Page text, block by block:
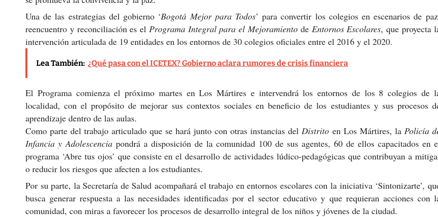
Una de las estrategias del gobierno ‘Bogotá Mejor para Todos’ para convertir los colegios en escenarios de
reencuentro y reconciliación es el Programa Integral para el Mejoramiento de Entornos Escolares, que proyecta
intervención articulada de 19 entidades en los entornos de 30 colegios oficiales entre el 2016 y el 2020.
Lea También: ¿Qué pasa con el ICETEX? Gobierno aclara rumores de crisis financiera
El Programa comienza el próximo martes en Los Mártires e intervendrá los entornos de los 8 colegios de
localidad, con el propósito de mejorar sus contextos sociales en beneficio de los estudiantes y sus procesos
aprendizaje dentro de las aulas.
Como parte del trabajo articulado que se hará junto con otras instancias del Distrito en Los Mártires, la Policía
Infancia y Adolescenciapondrá a disposición de la comunidad 100 de sus agentes, 60 de ellos capacitados en
programa ‘Abre tus ojos’ que consiste en el desarrollo de actividades lúdico-pedagógicas que contribuyan a
o reducir los riesgos que afecten a los estudiantes.
Por su parte, la Secretaría de Salud acompañará el trabajo en entornos escolares con la iniciativa ‘Sintonizarte’,
busca generar respuesta a las necesidades identificadas por el sector educativo y que requieran acciones con
comunidad, con miras a favorecer los procesos de desarrollo integral de los niños y jóvenes de la ciudad.